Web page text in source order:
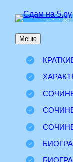
Перейти
содержимому
Меню